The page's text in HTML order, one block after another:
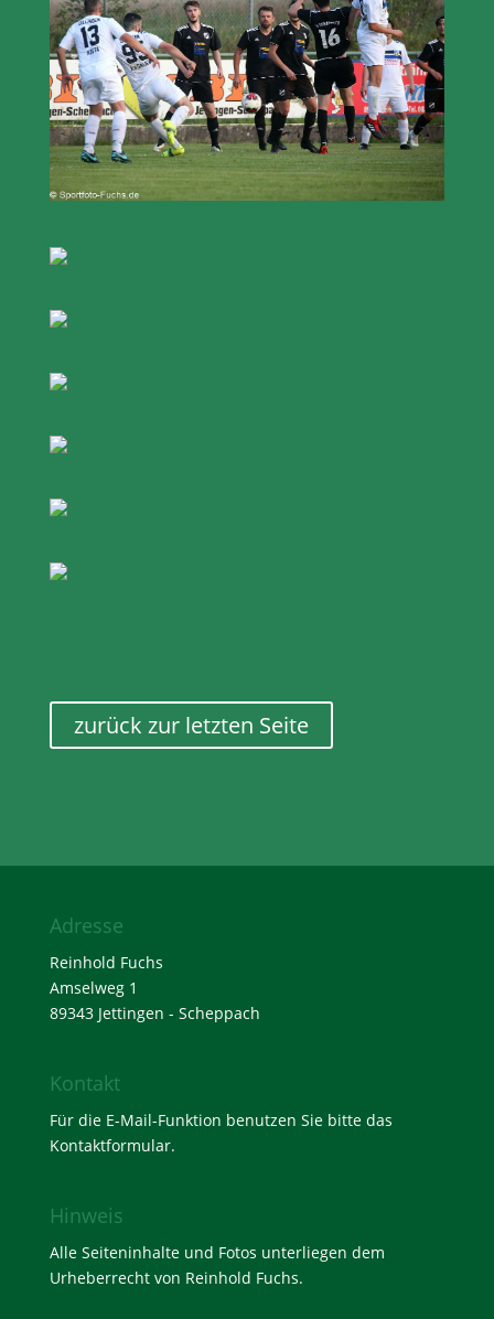
zurück zur letzten Seite
Adresse
Reinhold Fuchs
Amselweg 1
89343 Jettingen - Scheppach
Kontakt
Für die E-Mail-Funktion benutzen Sie bitte das
Kontaktformular.
Hinweis
Alle Seiteninhalte und Fotos unterliegen dem
Urheberrecht von Reinhold Fuchs.